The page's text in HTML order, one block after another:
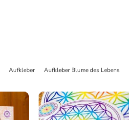
Aufkleber Aufkleber Blume des Lebens